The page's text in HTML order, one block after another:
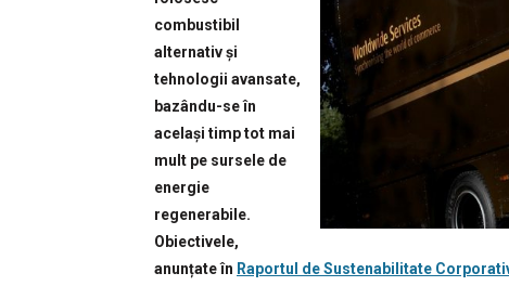
combustibil
alternativ și
tehnologii avansate,
bazându-se în
același timp tot mai
mult pe sursele de
energie
regenerabile.
Obiectivele,
anunțate în Raportul de Sustenabilitate